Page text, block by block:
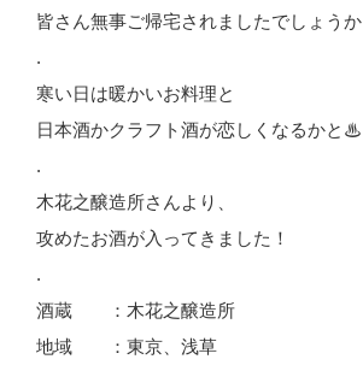
皆さん無事ご帰宅されましたでしょうか
.
寒い日は暖かいお料理と
日本酒かクラフト酒が恋しくなるかと♨
.
木花之醸造所さんより、
攻めたお酒が入ってきました！
.
酒蔵 ：木花之醸造所
地域 ：東京、浅草